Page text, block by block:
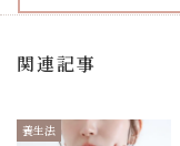
関連記事
養生法